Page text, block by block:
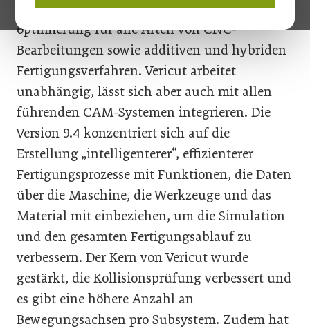
Maschinensimulation, -verifizierung und -
optimierung für alle Arten von CNC-
Bearbeitungen sowie additiven und hybriden
Fertigungsverfahren. Vericut arbeitet
unabhängig, lässt sich aber auch mit allen
führenden CAM-Systemen integrieren. Die
Version 9.4 konzentriert sich auf die
Erstellung „intelligenterer“, effizienterer
Fertigungsprozesse mit Funktionen, die Daten
über die Maschine, die Werkzeuge und das
Material mit einbeziehen, um die Simulation
und den gesamten Fertigungsablauf zu
verbessern. Der Kern von Vericut wurde
gestärkt, die Kollisionsprüfung verbessert und
es gibt eine höhere Anzahl an
Bewegungsachsen pro Subsystem. Zudem hat